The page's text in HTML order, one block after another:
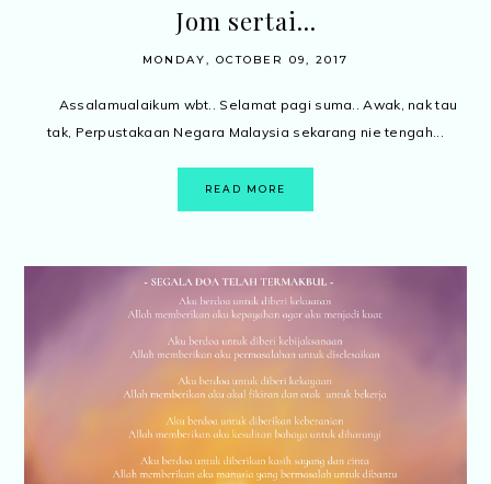
Jom sertai...
MONDAY, OCTOBER 09, 2017
Assalamualaikum wbt.. Selamat pagi suma.. Awak, nak tau
tak, Perpustakaan Negara Malaysia sekarang nie tengah...
READ MORE